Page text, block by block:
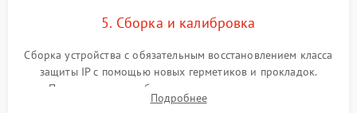
5. Сборка и калибровка
Сборка устройства с обязательным восстановлением класса
защиты IP с помощью новых герметиков и прокладок.
Программная калибровка матрицы по эталонному
абсолютно черному телу для точного измерения температур.
Подробнее